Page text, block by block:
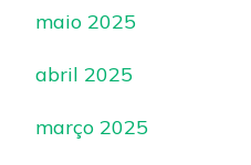
maio 2025
abril 2025
março 2025